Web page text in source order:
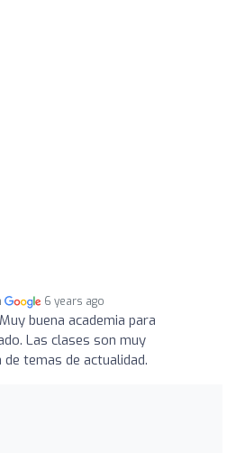
6 years ago
Muy buena academia para
Las clases son muy
temas de actualidad.